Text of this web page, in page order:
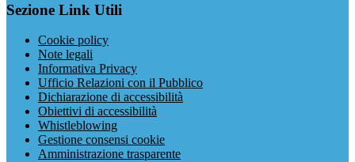
Sezione Link Utili
Cookie policy
Note legali
Informativa Privacy
Ufficio Relazioni con il Pubblico
Dichiarazione di accessibilità
Obiettivi di accessibilità
Whistleblowing
Gestione consensi cookie
Amministrazione trasparente